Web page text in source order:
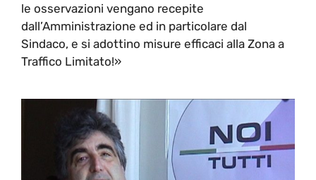
le osservazioni vengano recepite
dall’Amministrazione ed in particolare dal
Sindaco, e si adottino misure efficaci alla Zona a
Traffico Limitato!»